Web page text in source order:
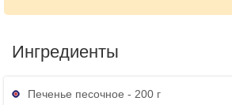
Ингредиенты
Печенье песочное - 200 г